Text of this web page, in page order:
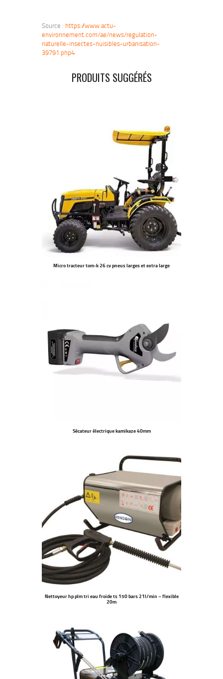
Source : https://www.actu-
environnement.com/ae/news/regulation-
naturelle-insectes-nuisibles-urbanisation-
39791.php4
PRODUITS SUGGÉRÉS
Micro tracteur tom-k 26 cv pneus larges et extra large
Sécateur électrique kamikaze 40mm
Nettoyeur hp plm tri eau froide ts 150 bars 21l/min – flexible
20m